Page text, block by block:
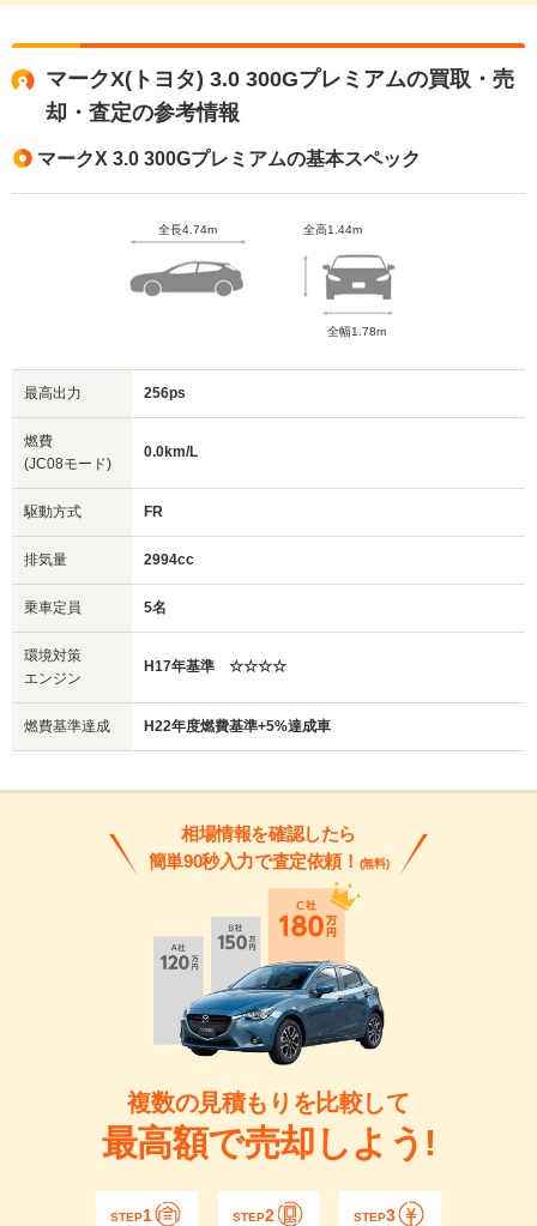
マークX(トヨタ) 3.0 300Gプレミアムの買取・売
却・査定の参考情報
マークX 3.0 300Gプレミアムの基本スペック
全長4.74m 全高1.44m
全幅1.78m
最高出力 256ps
燃費
(JC08モード)
0.0km/L
駆動方式 FR
排気量 2994cc
乗車定員 5名
環境対策
エンジン
H17年基準 ☆☆☆☆
燃費基準達成 H22年度燃費基準+5%達成車
相場情報を確認したら
簡単90秒入力で査定依頼！ (無料)
複数の見積もりを比較して
最高額で売却しよう!
STEP1 STEP2 STEP3